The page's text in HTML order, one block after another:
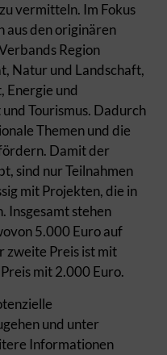
vermitteln. Im Fokus
aus den originären
Region
Natur und Landschaft,
Energie und
Tourismus. Dadurch
Themen und die
Damit der
sind nur Teilnahmen
mit Projekten, die in
Insgesamt stehen
5.000 Euro auf
zweite Preis ist mit
mit 2.000 Euro.
und unter
Informationen